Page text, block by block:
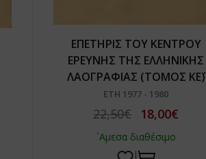
ΕΠΕΤΗΡΙΣ ΤΟΥ ΚΕΝΤΡΟΥ
ΕΡΕΥΝΗΣ ΤΗΣ ΕΛΛΗΝΙΚΗΣ
ΛΑΟΓΡΑΦΙΑΣ (ΤΟΜΟΣ ΚΕ΄)
ΕΤΗ 1977 - 1980
22,50€ 18,00€
`Αμεσα διαθέσιμο